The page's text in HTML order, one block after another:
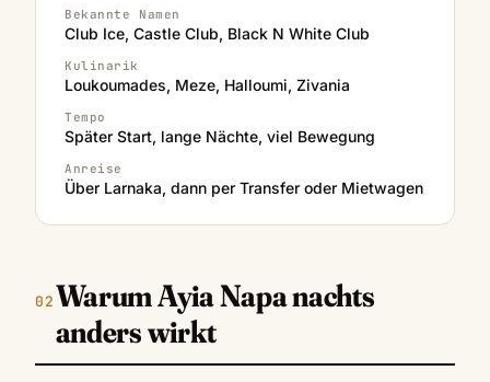
Bekannte Namen
Club Ice, Castle Club, Black N White Club
Kulinarik
Loukoumades, Meze, Halloumi, Zivania
Tempo
Später Start, lange Nächte, viel Bewegung
Anreise
Über Larnaka, dann per Transfer oder Mietwagen
Warum Ayia Napa nachts
anders wirkt